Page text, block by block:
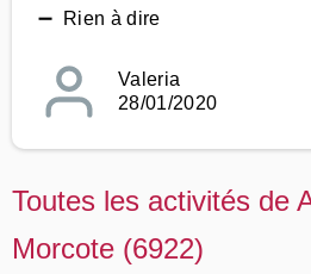
➖ Rien à dire
Valeria
28/01/2020
Toutes les activités de
Morcote (6922)